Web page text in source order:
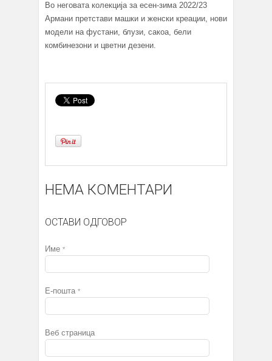
Во неговата колекција за есен-зима 2022/23
Армани претстави машки и женски креации, нови
модели на фустани, блузи, сакоа, бели
комбинезони и цветни дезени.
НЕМА КОМЕНТАРИ
ОСТАВИ ОДГОВОР
Име *
Е-пошта *
Веб страница